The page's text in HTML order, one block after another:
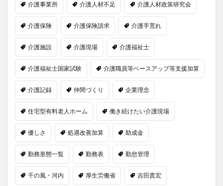
介護事業所 介護人材不足 介護人材政策研究会
介護保険 介護保険請求 介護手荒れ
介護施設 介護現場 介護福祉士
介護福祉士国家試験 介護職員等ベースアップ等支援加算
介護記録 仲間づくり 企業理念
住宅型有料老人ホーム 働き続けたい介護現場
優しさ 処遇改善加算 助成金
勤務形態一覧 勤務表 勤怠管理
千の風・河内 厚生労働省 吉田貴宏